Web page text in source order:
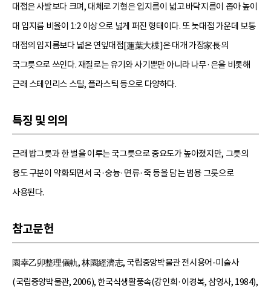
대접은 사발보다 크며, 대체로 기형은 입지름이 넓고 바닥지름이 좁아 높이
대 입지름 비율이 1:2 이상으로 넓게 퍼진 형태이다. 또 놋대접 가운데 보통
대접의 입지름보다 넓은 연잎대접[蓮葉大楪]은 대개 가장家長의
국그릇으로 쓰인다. 재질로는 유기와 사기뿐만 아니라 나무·은을 비롯해
근래 스테인리스 스틸, 플라스틱 등으로 다양하다.
특징 및 의의
근래 밥그릇과 한 벌을 이루는 국그릇으로 중요도가 높아졌지만, 그릇의
용도 구분이 약화되면서 국·숭늉·면류·죽 등을 담는 범용 그릇으로
사용된다.
참고문헌
園幸乙卯整理儀軌, 林園經濟志, 국립중앙박물관 전시용어-미술사
(국립중앙박물관, 2006), 한국식생활풍속(강인희·이경복, 삼영사, 1984),